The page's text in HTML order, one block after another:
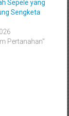
Sepele yang
Sengketa
Pertanahan"